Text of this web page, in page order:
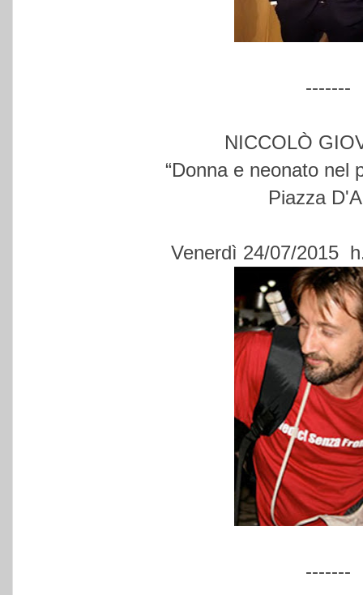
-------
NICCOLÒ
“Donna e neonato nel
Piazza
Venerdì 24/07/2015
-------